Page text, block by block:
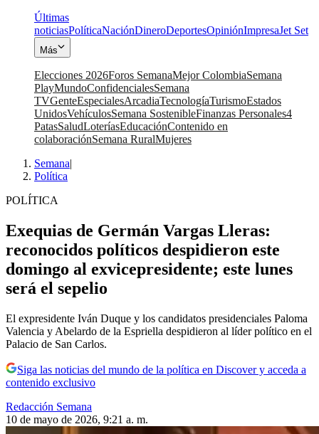
Últimas
noticiasPolíticaNaciónDineroDeportesOpiniónImpresaJet Set
Más
Elecciones 2026Foros SemanaMejor ColombiaSemana
PlayMundoConfidencialesSemana
TVGenteEspecialesArcadiaTecnologíaTurismoEstados
UnidosVehículosSemana SostenibleFinanzas Personales4
PatasSaludLoteríasEducaciónContenido en
colaboraciónSemana RuralMujeres
Semana|
Política
POLÍTICA
Exequias de Germán Vargas Lleras:
reconocidos políticos despidieron este
domingo al exvicepresidente; este lunes
será el sepelio
El expresidente Iván Duque y los candidatos presidenciales Paloma
Valencia y Abelardo de la Espriella despidieron al líder político en el
Palacio de San Carlos.
Siga las noticias del mundo de la política en Discover y acceda a
contenido exclusivo
Redacción Semana
10 de mayo de 2026, 9:21 a. m.